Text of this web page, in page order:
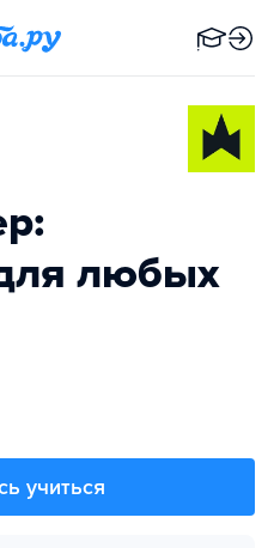
любых
учиться